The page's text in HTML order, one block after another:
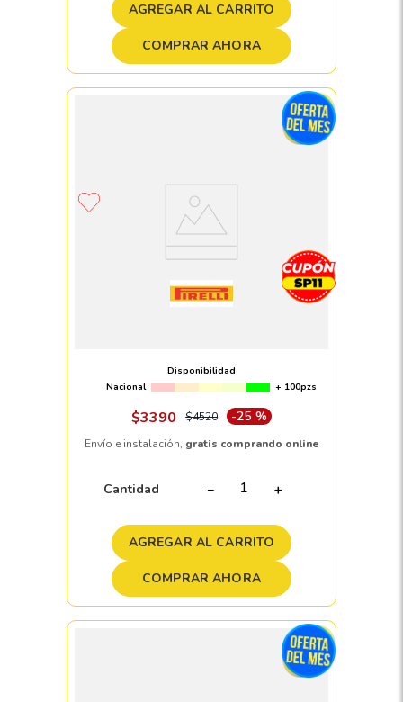
AGREGAR AL CARRITO
COMPRAR AHORA
Disponibilidad
Nacional
+ 100pzs
$3390 $4520 -25 %
Envío e instalación, gratis comprando online
Cantidad ＋
－
AGREGAR AL CARRITO
COMPRAR AHORA